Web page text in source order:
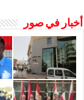
أخبار في صور